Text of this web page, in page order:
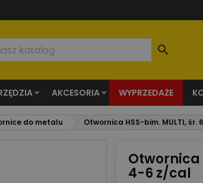

AKCESORIA WYPRZEDAŻE
do metalu Otwornica HSS-bim. MULTI,
Otwornica
4-6 z/cal